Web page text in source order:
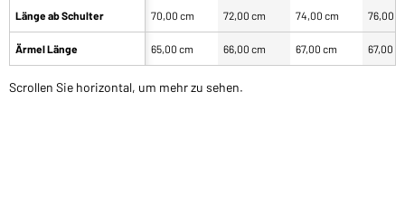
Länge ab Schulter
Ärmel Länge
70,00 cm 72,00 cm 74,00 cm 76,00
65,00 cm 66,00 cm 67,00 cm 67,00
Scrollen Sie horizontal, um mehr zu sehen.